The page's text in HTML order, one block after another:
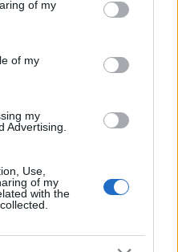
behaviour. You may click to
and its third-party tags to
purposes in below Google
of my
of my
my
Advertising.
Use,
of my
with the